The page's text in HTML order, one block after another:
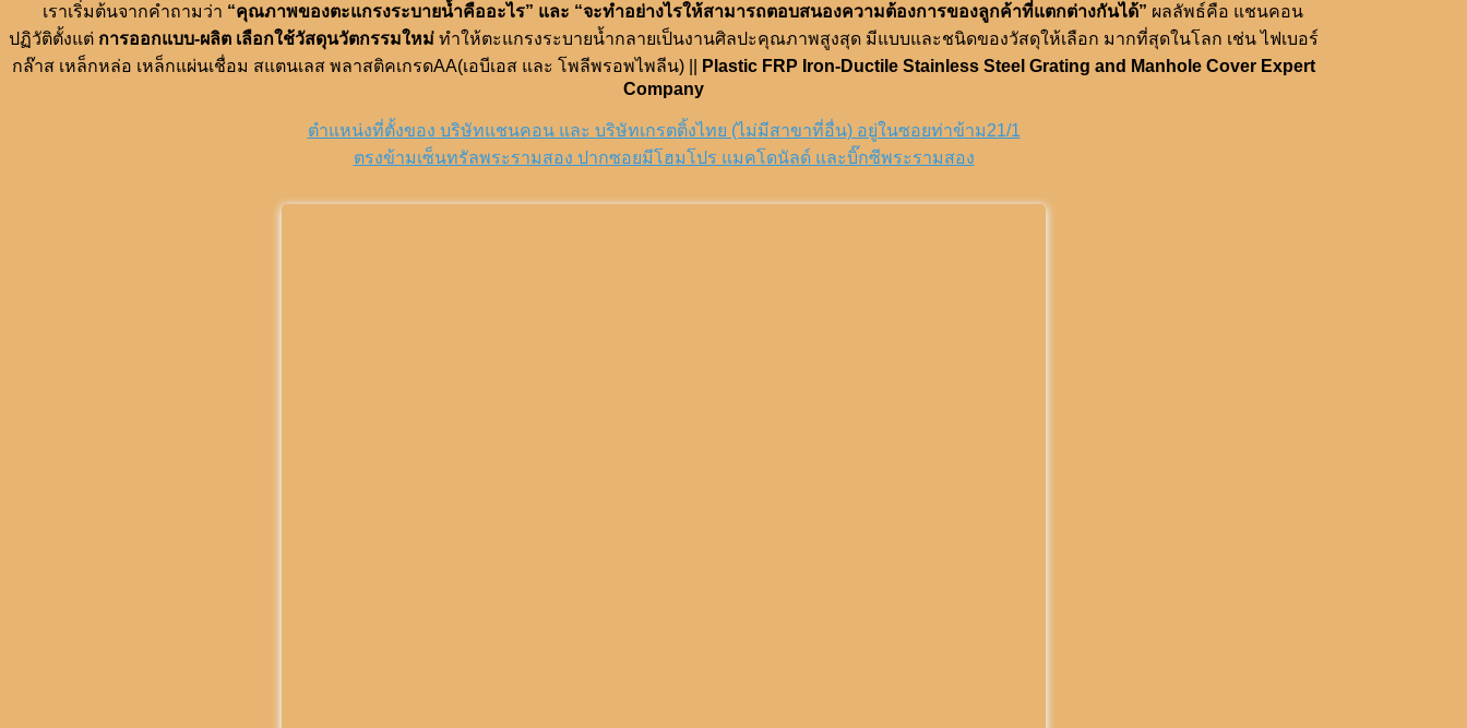
เราเริ่มต้นจากคำถามว่า “คุณภาพของตะแกรงระบายน้ำคืออะไร” และ “จะทำอย่างไรให้สามารถตอบสนองความต้องการของลูกค้าที่แตกต่างกันได้” ผลลัพธ์คือ แชนคอน
ปฏิวัติตั้งแต่ การออกแบบ-ผลิต เลือกใช้วัสดุนวัตกรรมใหม่ ทำให้ตะแกรงระบายน้ำกลายเป็นงานศิลปะคุณภาพสูงสุด มีแบบและชนิดของวัสดุให้เลือก มากที่สุดในโลก เช่น ไฟเบอร์
กล๊าส เหล็กหล่อ เหล็กแผ่นเชื่อม สแตนเลส พลาสติคเกรดAA(เอบีเอส และ โพลีพรอพไพลีน) ||
Plastic FRP Iron-Ductile Stainless Steel Grating and Manhole Cover Expert
Company
ตำแหน่งที่ตั้งของ บริษัทแชนคอน และ บริษัทเกรตติ้งไทย (ไม่มีสาขาที่อื่น) อยู่ในซอยท่าข้าม21/1
ตรงข้ามเซ็นทรัลพระรามสอง ปากซอยมีโฮมโปร แมคโดนัลด์ และบิ๊กซีพระรามสอง